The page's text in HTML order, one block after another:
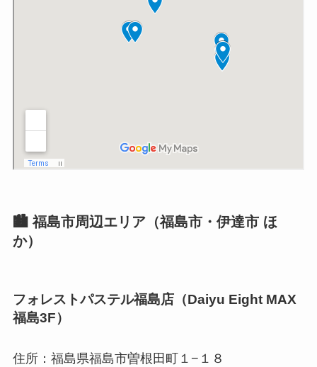
🏙️ 福島市周辺エリア（福島市・伊達市 ほ
か）
フォレストパステル福島店（Daiyu Eight MAX
福島3F）
住所：福島県福島市曽根田町１−１８